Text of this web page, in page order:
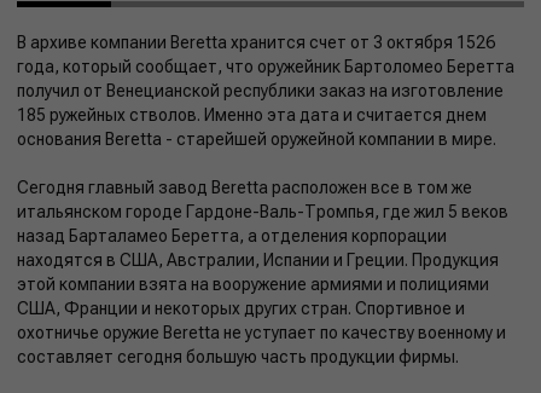
В архиве компании Beretta хранится счет от 3 октября 1526
года, который сообщает, что оружейник Бартоломео Беретта
получил от Венецианской республики заказ на изготовление
185 ружейных стволов. Именно эта дата и считается днем
основания Beretta - старейшей оружейной компании в мире.
Сегодня главный завод Beretta расположен все в том же
итальянском городе Гардоне-Валь-Тромпья, где жил 5 веков
назад Барталамео Беретта, а отделения корпорации
находятся в США, Австралии, Испании и Греции. Продукция
этой компании взята на вооружение армиями и полициями
США, Франции и некоторых других стран. Спортивное и
охотничье оружие Beretta не уступает по качеству военному и
составляет сегодня большую часть продукции фирмы.